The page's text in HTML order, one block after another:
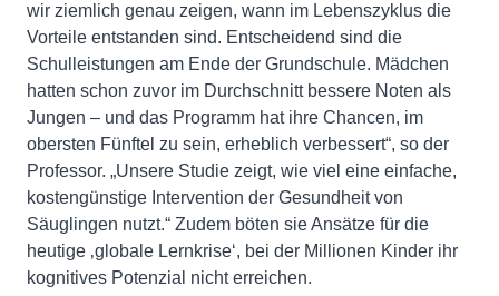
wir ziemlich genau zeigen, wann im Lebenszyklus die
Vorteile entstanden sind. Entscheidend sind die
Schulleistungen am Ende der Grundschule. Mädchen
hatten schon zuvor im Durchschnitt bessere Noten als
Jungen – und das Programm hat ihre Chancen, im
obersten Fünftel zu sein, erheblich verbessert“, so der
Professor. „Unsere Studie zeigt, wie viel eine einfache,
kostengünstige Intervention der Gesundheit von
Säuglingen nutzt.“ Zudem böten sie Ansätze für die
heutige ‚globale Lernkrise‘, bei der Millionen Kinder ihr
kognitives Potenzial nicht erreichen.